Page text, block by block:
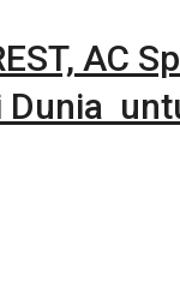
AC
Dunia